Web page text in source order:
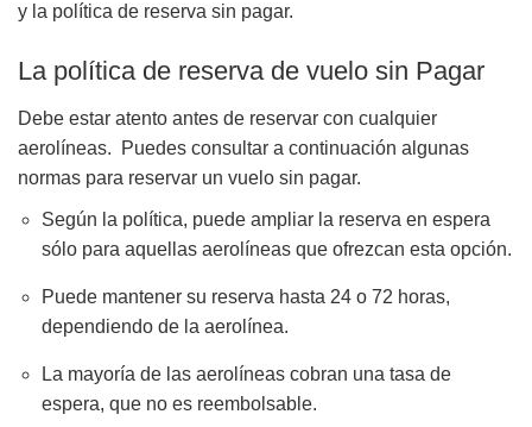
y la política de reserva sin pagar.
La política de reserva de vuelo sin Pagar
Debe estar atento antes de reservar con cualquier
aerolíneas. Puedes consultar a continuación algunas
normas para reservar un vuelo sin pagar.
Según la política, puede ampliar la reserva en espera
sólo para aquellas aerolíneas que ofrezcan esta opción.
Puede mantener su reserva hasta 24 o 72 horas,
dependiendo de la aerolínea.
La mayoría de las aerolíneas cobran una tasa de
espera, que no es reembolsable.